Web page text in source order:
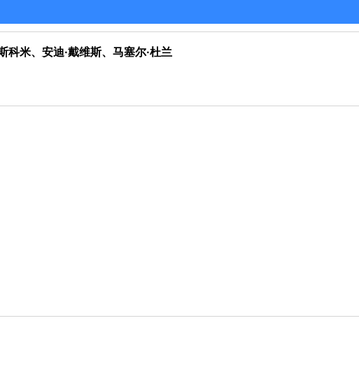
米、安迪·戴维斯、马塞尔·杜兰